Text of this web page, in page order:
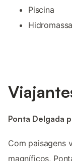
Piscina
Ponta Delgada
Com paisagens
magníficos,